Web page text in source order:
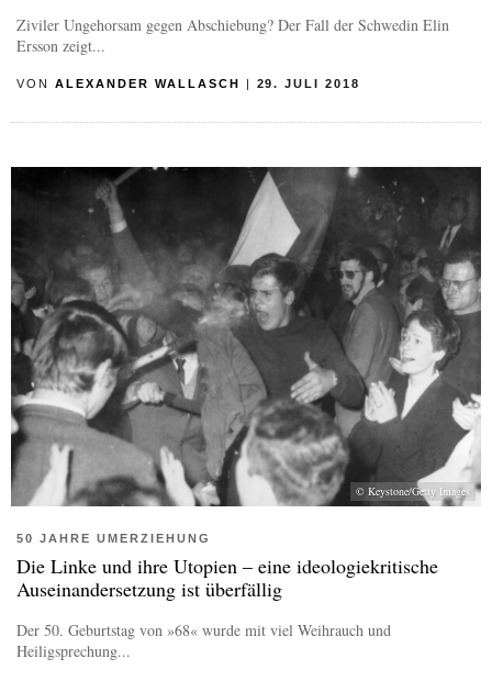
Ziviler Ungehorsam gegen Abschiebung? Der Fall der Schwedin Elin
Ersson zeigt...
VON ALEXANDER WALLASCH | 29. JULI 2018
© Keystone/Getty Images
50 JAHRE UMERZIEHUNG
Die Linke und ihre Utopien – eine ideologiekritische
Auseinandersetzung ist überfällig
Der 50. Geburtstag von »68« wurde mit viel Weihrauch und
Heiligsprechung...